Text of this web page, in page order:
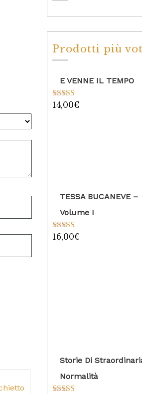
Prodotti più
E VENNE IL TEMPO
Valutato
14,00€
TESSA BUCANEVE –
Volume I
Valutato
16,00€
Storie Di
Normalità